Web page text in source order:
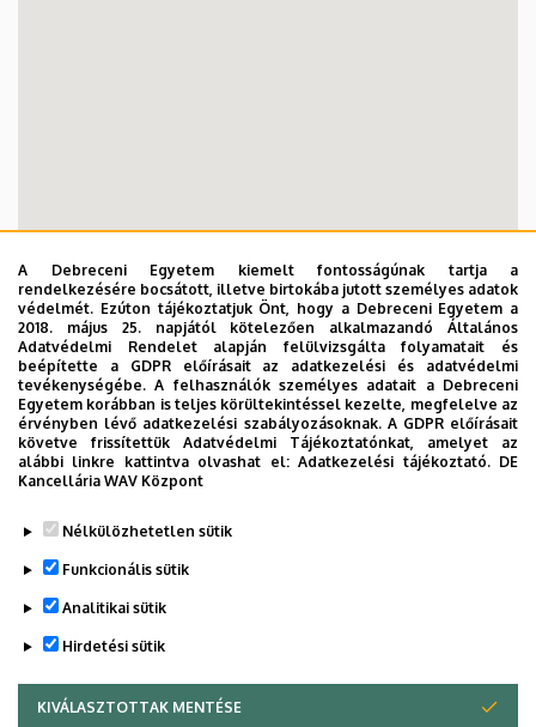
A Debreceni Egyetem kiemelt fontosságúnak tartja a
rendelkezésére bocsátott, illetve birtokába jutott személyes adatok
védelmét. Ezúton tájékoztatjuk Önt, hogy a Debreceni Egyetem a
2018. május 25. napjától kötelezően alkalmazandó Általános
Adatvédelmi Rendelet alapján felülvizsgálta folyamatait és
beépítette a GDPR előírásait az adatkezelési és adatvédelmi
tevékenységébe. A felhasználók személyes adatait a Debreceni
Egyetem korábban is teljes körültekintéssel kezelte, megfelelve az
érvényben lévő adatkezelési szabályozásoknak. A GDPR előírásait
követve frissítettük Adatvédelmi Tájékoztatónkat, amelyet az
alábbi linkre kattintva olvashat el:Adatkezelési tájékoztató. DE
Kancellária WAV Központ
Nélkülözhetetlen sütik
Funkcionális sütik
Analitikai sütik
Hirdetési sütik
KIVÁLASZTOTTAK MENTÉSE
WITHDRAW CONSENT